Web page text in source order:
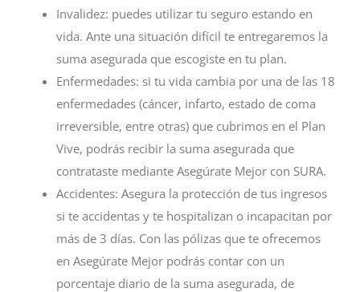
Invalidez: puedes utilizar tu seguro estando en
vida. Ante una situación difícil te entregaremos la
suma asegurada que escogiste en tu plan.
Enfermedades: si tu vida cambia por una de las 18
enfermedades (cáncer, infarto, estado de coma
irreversible, entre otras) que cubrimos en el Plan
Vive, podrás recibir la suma asegurada que
contrataste mediante Asegúrate Mejor con SURA.
Accidentes: Asegura la protección de tus ingresos
si te accidentas y te hospitalizan o incapacitan por
más de 3 días. Con las pólizas que te ofrecemos
en Asegúrate Mejor podrás contar con un
porcentaje diario de la suma asegurada, de